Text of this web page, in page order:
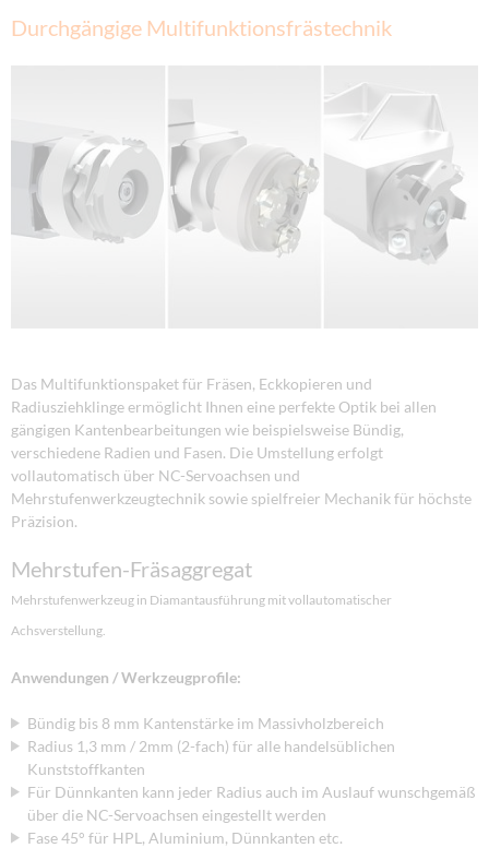
Durchgängige Multifunktionsfrästechnik
Das Multifunktionspaket für Fräsen, Eckkopieren und
Radiusziehklinge ermöglicht Ihnen eine perfekte Optik bei allen
gängigen Kantenbearbeitungen wie beispielsweise Bündig,
verschiedene Radien und Fasen. Die Umstellung erfolgt
vollautomatisch über NC-Servoachsen und
Mehrstufenwerkzeugtechnik sowie spielfreier Mechanik für höchste
Präzision.
Mehrstufen-Fräsaggregat
Mehrstufenwerkzeug in Diamantausführung mit vollautomatischer
Achsverstellung.
Anwendungen / Werkzeugprofile:
Bündig bis 8 mm Kantenstärke im Massivholzbereich
Radius 1,3 mm / 2mm (2-fach) für alle handelsüblichen
Kunststoffkanten
Für Dünnkanten kann jeder Radius auch im Auslauf wunschgemäß
über die NC-Servoachsen eingestellt werden
Fase 45° für HPL, Aluminium, Dünnkanten etc.